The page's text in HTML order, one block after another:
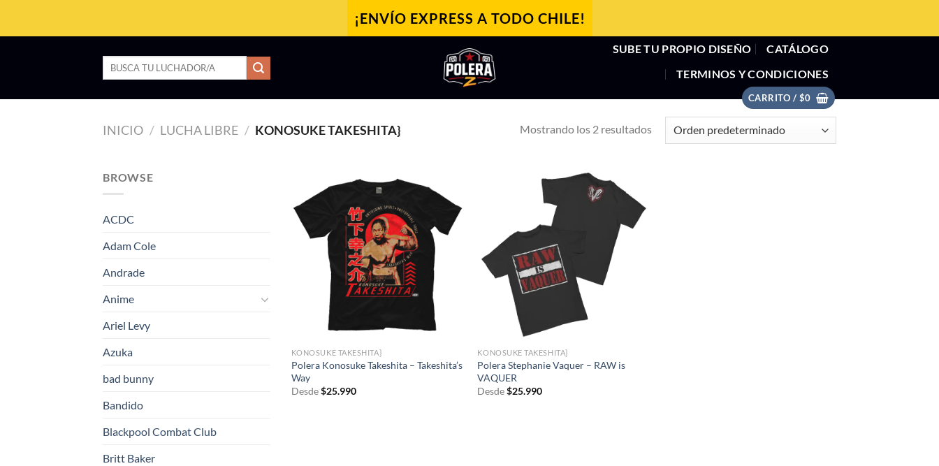
¡ENVÍO EXPRESS A TODO CHILE!
Buscar
SUBE TU PROPIO DISEÑO
CATÁLOGO
TERMINOS Y CONDICIONES
CARRITO / $0
INICIO / LUCHA LIBRE / KONOSUKE TAKESHITA} Mostrando los 2 resultados
BROWSE
ACDC
Adam Cole
Andrade
Anime
Ariel Levy
Azuka
bad bunny
Bandido
Blackpool Combat Club
Britt Baker
KONOSUKE TAKESHITA}
Polera Konosuke Takeshita – Takeshita’s
Way
Desde$25.990
KONOSUKE TAKESHITA}
Polera Stephanie Vaquer – RAW is
VAQUER
Desde $25.990